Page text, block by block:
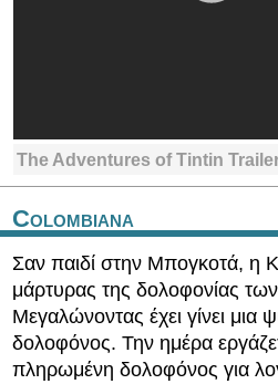
The Adventures of Tintin
Colombiana
Σαν παιδί στην Μπογκοτά, η
μάρτυρας της δολοφονίας
Μεγαλώνοντας έχει γίνει μια
δολοφόνος. Την ημέρα
πληρωμένη δολοφόνος για